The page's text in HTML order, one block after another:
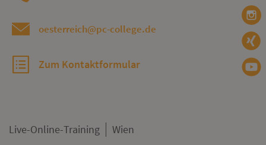
oesterreich@pc-college.de
Zum Kontaktformular
Live-Online-Training Wien